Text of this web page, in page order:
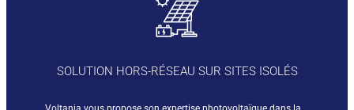
SOLUTION HORS-RÉSEAU SUR SITES ISOLÉS